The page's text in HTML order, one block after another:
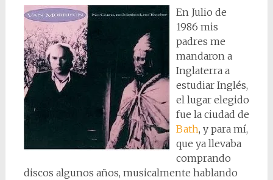
En Julio de
1986 mis
padres me
mandaron a
Inglaterra a
estudiar Inglés,
el lugar elegido
fue la ciudad de
Bath, y para mí,
que ya llevaba
comprando
discos algunos años, musicalmente hablando